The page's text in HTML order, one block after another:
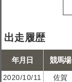
出走履歴
年月日 競馬場
2020/10/11 佐賀